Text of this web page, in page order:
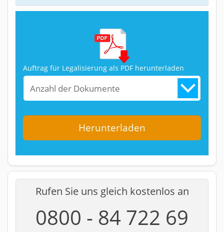
Auftrag für Legalisierung als PDF herunterladen
Anzahl der Dokumente
Rufen Sie uns gleich kostenlos an
0800 - 84 722 69